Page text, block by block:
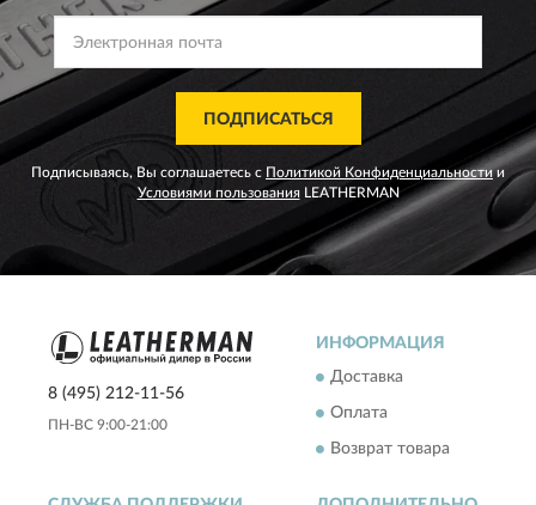
ПОДПИСАТЬСЯ
Подписываясь, Вы соглашаетесь с Политикой Конфиденциальности и
Условиями пользованияLEATHERMAN
8 (495) 212-11-56
ПН-ВС 9:00-21:00
ИНФОРМАЦИЯ
Доставка
Оплата
Возврат товара